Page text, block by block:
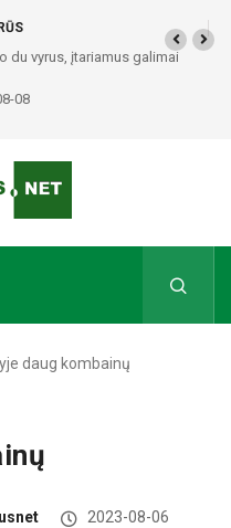
du vyrus, įtariamus galimai
ir Dauguose
08
daug kombainų
2023-08-06